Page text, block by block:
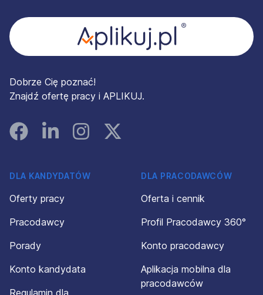
Dobrze Cię poznać!
Znajdź ofertę pracy i APLIKUJ.
FacebookLinked InInstagramInstagram
DLA KANDYDATÓW
Oferty pracy
Pracodawcy
Porady
Konto kandydata
Regulamin dla
DLA PRACODAWCÓW
Oferta i cennik
Profil Pracodawcy 360°
Konto pracodawcy
Aplikacja mobilna dla
pracodawców